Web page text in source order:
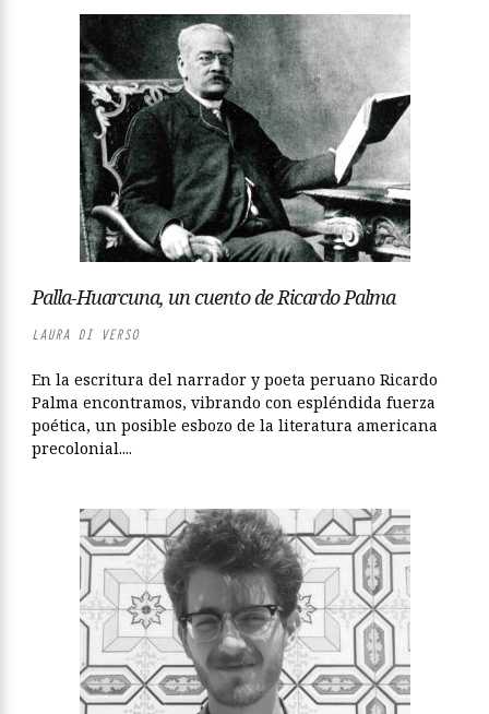
Palla-Huarcuna, un cuento de Ricardo Palma
LAURA DI VERSO
En la escritura del narrador y poeta peruano Ricardo
Palma encontramos, vibrando con espléndida fuerza
poética, un posible esbozo de la literatura americana
precolonial....